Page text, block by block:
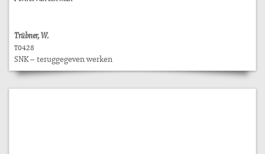
Trübner, W.
T0428
SNK – teruggegeven werken